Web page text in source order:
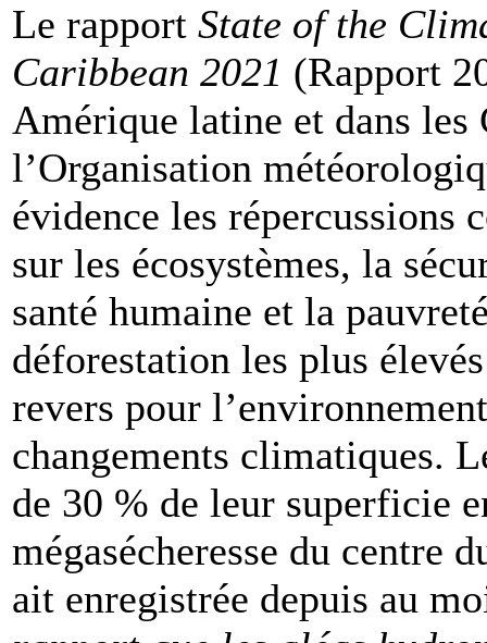
Le rapport State of the
Caribbean 2021 (Rapport
Amérique latine et dans les
l’Organisation
évidence les répercussions
sur les écosystèmes, la
santé humaine et la
déforestation les plus
revers pour
changements climatiques.
de 30 % de leur superficie
mégasécheresse du centre
ait enregistrée depuis au